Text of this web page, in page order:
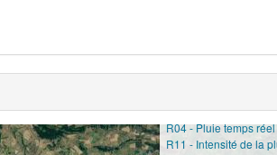
UTC+0
R04 - Pluie temps
R11 - Intensité de la